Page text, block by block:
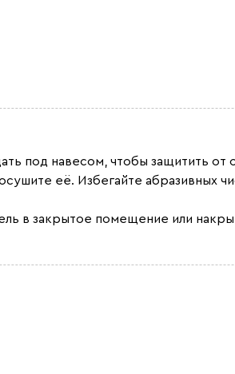
под навесом, чтобы защитить от
её. Избегайте абразивных
в закрытое помещение или